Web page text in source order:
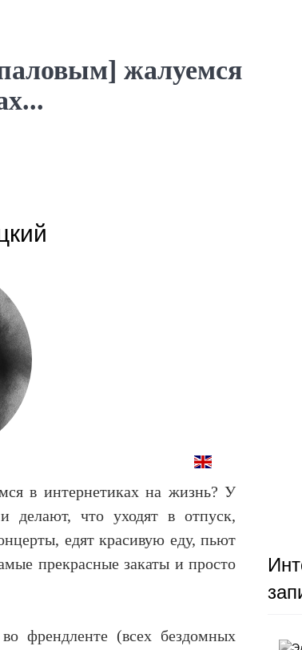
жалуемся
в интернетиках на жизнь? У
делают, что уходят в отпуск,
едят красивую еду, пьют
прекрасные закаты и просто
френдленте (всех бездомных